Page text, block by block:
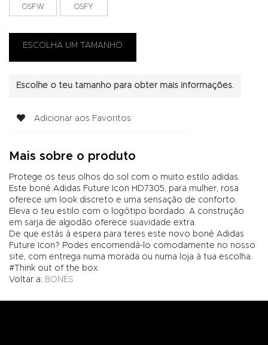
OSFW OSFY
Escolhe o teu tamanho para obter mais informações.
Adicionar aos Favoritos
Mais sobre o produto
Protege os teus olhos do sol com o muito estilo adidas.
Este boné Adidas Future Icon HD7305, para mulher, rosa
oferece um look discreto e uma sensação de conforto.
Eleva o teu estilo com o logótipo bordado. A construção
em sarja de algodão oferece suavidade extra.
De que estás à espera para teres este novo boné Adidas
Future Icon? Podes encomendá-lo comodamente no nosso
site, com entrega numa morada ou numa loja à tua escolha.
#Think out of the box
Voltar a: BONÉS